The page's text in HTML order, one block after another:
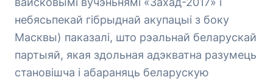
небясьпекай гібрыднай акупацыі з боку
Масквы) паказалі, што рэальнай беларускай
партыяй, якая здольная адэкватна разумець
становішча і абараняць беларускую